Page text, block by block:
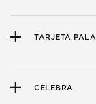
TARJETA
CELEBRA